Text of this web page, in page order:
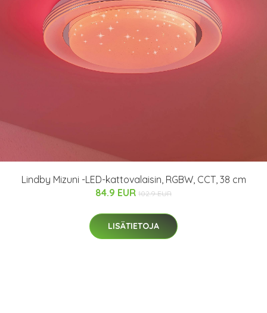
Lindby Mizuni -LED-kattovalaisin, RGBW, CCT, 38 cm
84.9 EUR 102.9 EUR
LISÄTIETOJA